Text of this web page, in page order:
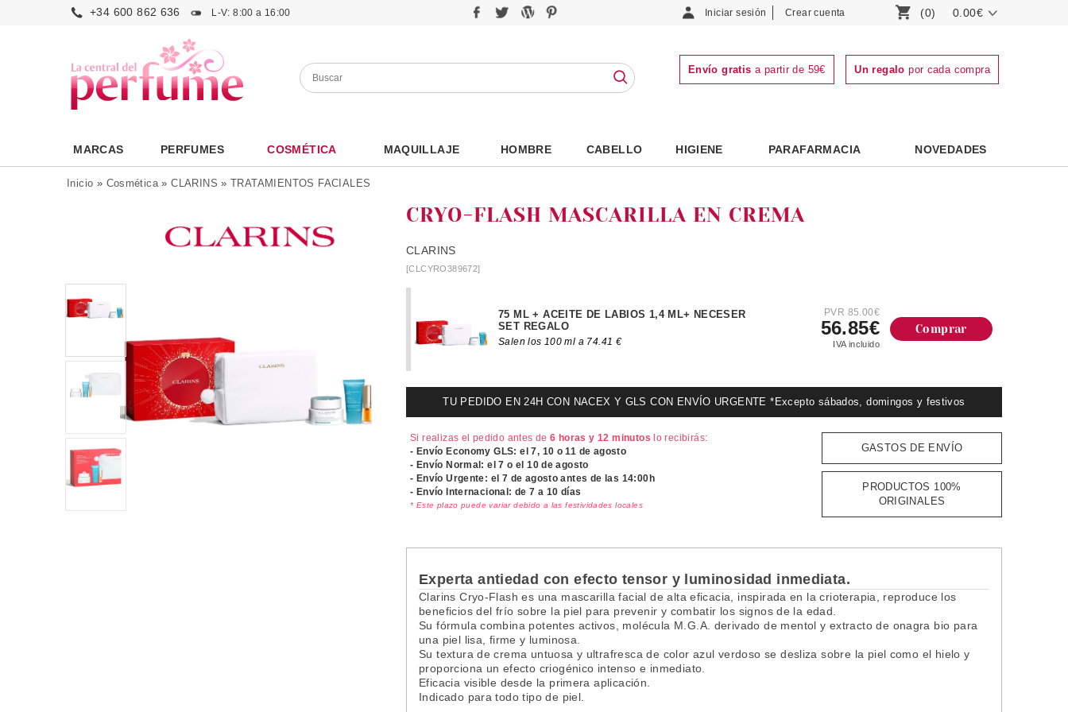
+34 600 862 636 L-V: 8:00 a 16:00 Iniciar sesión Crear cuenta (0) 0.00€
Envío gratis a partir de 59€ Un regalo por cada compra
MARCAS PERFUMES COSMÉTICA MAQUILLAJE HOMBRE CABELLO HIGIENE PARAFARMACIA NOVEDADES
Inicio » Cosmética»CLARINS »TRATAMIENTOS FACIALES
CRYO-FLASH MASCARILLA EN CREMA
CLARINS
[CLCYRO389672]
75 ML + ACEITE DE LABIOS 1,4 ML+ NECESER
SET REGALO
Salen los 100 ml a 74.41 €
PVR 85.00€
56.85€
IVA incluido
Comprar
TU PEDIDO EN 24H CON NACEX Y GLS CON ENVÍO URGENTE *Excepto sábados, domingos y festivos
Si realizas el pedido antes de6 horas y 12 minutos lo recibirás:
- Envío Economy GLS: el7, 10 o 11 de agosto
- Envío Normal: el7 o el 10 de agosto
- Envío Urgente: el 7 de agosto antes de las 14:00h
- Envío Internacional: de 7 a 10 días
* Este plazo puede variar debido a las festividades locales
GASTOS DE ENVÍO
PRODUCTOS 100%
ORIGINALES
Experta antiedad con efecto tensor y luminosidad inmediata.
Clarins Cryo-Flash es una mascarilla facial de alta eficacia, inspirada en la crioterapia, reproduce los
beneficios del frío sobre la piel para prevenir y combatir los signos de la edad.
Su fórmula combina potentes activos, molécula M.G.A. derivado de mentol y extracto de onagra bio para
una piel lisa, firme y luminosa.
Su textura de crema untuosa y ultrafresca de color azul verdoso se desliza sobre la piel como el hielo y
proporciona un efecto criogénico intenso e inmediato.
Eficacia visible desde la primera aplicación.
Indicado para todo tipo de piel.